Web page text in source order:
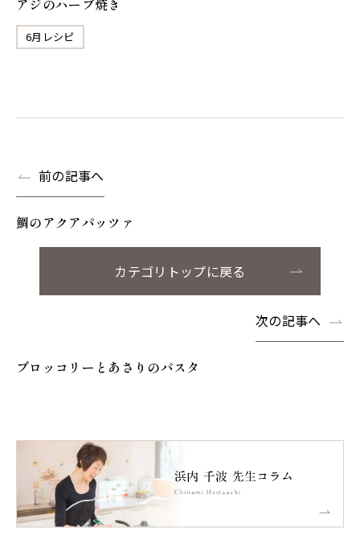
アジのハーブ焼き
6月レシピ
前の記事へ
鯛のアクアパッツァ
カテゴリトップに戻る
次の記事へ
ブロッコリーとあさりのパスタ